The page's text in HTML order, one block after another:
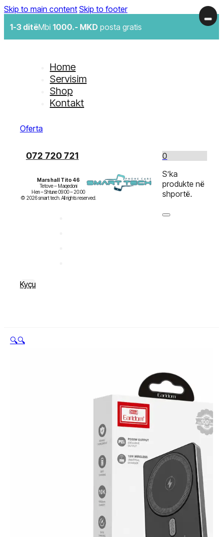
Skip to main content Skip to footer
1-3 ditëMbi 1000.- MKD posta gratis
Home
Servisim
Shop
Kontakt
Oferta
072 720 721
Marshall Tito 46
Tetove – Maqedoni
Hen – Shtune 09:00 – 20:00
Kyçu
0
S’ka
produkte në
shportë.
🔍🔍